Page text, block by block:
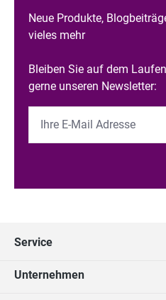
Neue Produkte,
vieles mehr
Bleiben Sie auf dem
gerne unseren Newsletter:
Service
Unternehmen